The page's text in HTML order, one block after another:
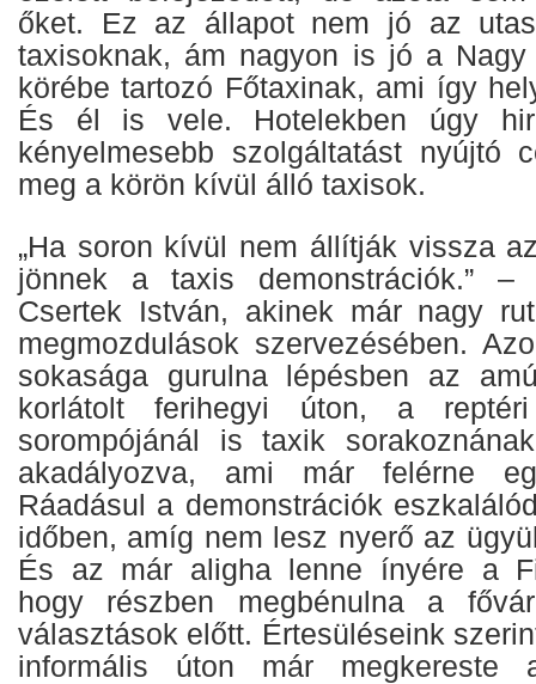
őket. Ez az állapot nem jó az
taxisoknak, ám nagyon is jó a Nagy
körébe tartozó Főtaxinak, ami így
És él is vele. Hotelekben úgy
kényelmesebb szolgáltatást nyújtó
meg a körön kívül álló taxisok.
„Ha soron kívül nem állítják vissza
jönnek a taxis demonstrációk.” –
Csertek István, akinek már nagy
megmozdulások szervezésében.
sokasága gurulna lépésben az
korlátolt ferihegyi úton, a
sorompójánál is taxik
akadályozva, ami már felérne
Ráadásul a demonstrációk
időben, amíg nem lesz nyerő az
És az már aligha lenne ínyére a
hogy részben megbénulna a
választások előtt. Értesüléseink
informális úton már megkereste